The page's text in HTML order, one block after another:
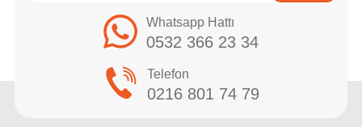
Whatsapp Hattı
0532 366 23 34
Telefon
0216 801 74 79